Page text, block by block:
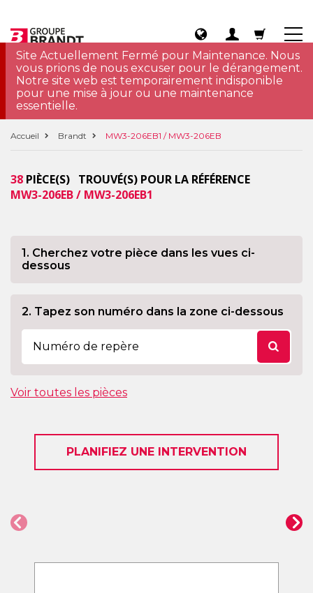
Site Actuellement Fermé pour Maintenance. Nous
vous prions de nous excuser pour le dérangement.
Notre site web est temporairement indisponible
pour une mise à jour ou une maintenance
essentielle.
Accueil Brandt MW3-206EB1 / MW3-206EB
38 PIÈCE(S) TROUVÉ(S) POUR LA RÉFÉRENCE
MW3-206EB / MW3-206EB1
1. Cherchez votre pièce dans les vues ci-
dessous
2. Tapez son numéro dans la zone ci-dessous
Voir toutes les pièces
PLANIFIEZ UNE INTERVENTION